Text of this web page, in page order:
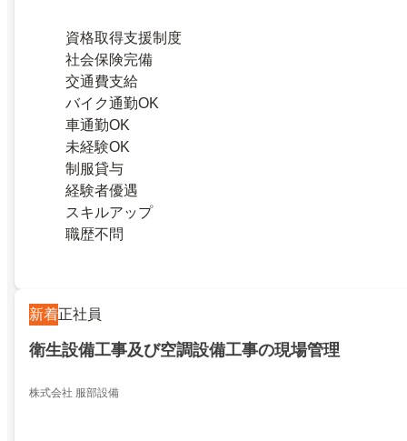
資格取得支援制度
社会保険完備
交通費支給
バイク通勤OK
車通勤OK
未経験OK
制服貸与
経験者優遇
スキルアップ
職歴不問
新着正社員
衛生設備工事及び空調設備工事の現場管理
株式会社 服部設備